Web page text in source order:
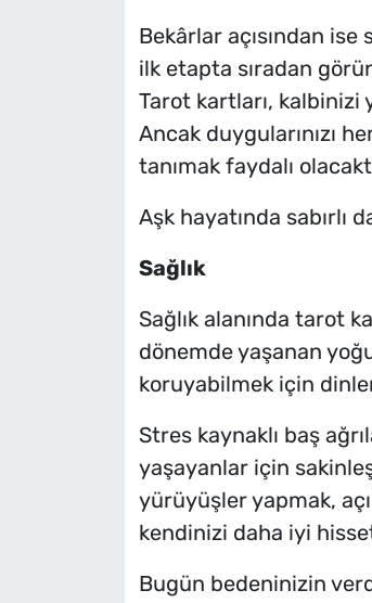
Bekârlar açısından
ilk etapta sıradan
Tarot kartları,
Ancak duygularınızı
tanımak faydalı
Aşk hayatında sabırlı
Sağlık
Sağlık alanında tarot
dönemde yaşanan
koruyabilmek için
Stres kaynaklı baş
yaşayanlar için
yürüyüşler yapmak,
kendinizi daha iyi
Bugün bedeninizin